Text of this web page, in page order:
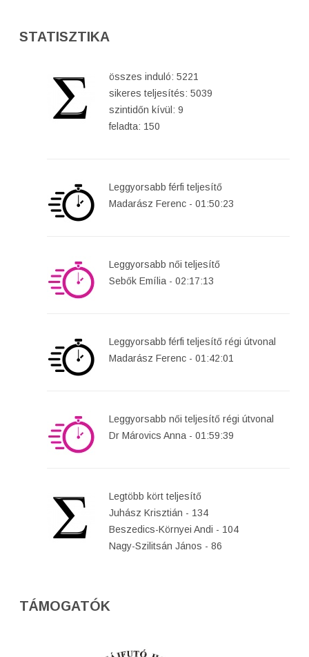
STATISZTIKA
összes induló: 5221
sikeres teljesítés: 5039
szintidőn kívül: 9
feladta: 150
Leggyorsabb férfi teljesítő
Madarász Ferenc - 01:50:23
Leggyorsabb női teljesítő
Sebők Emília - 02:17:13
Leggyorsabb férfi teljesítő régi útvonal
Madarász Ferenc - 01:42:01
Leggyorsabb női teljesítő régi útvonal
Dr Márovics Anna - 01:59:39
Legtöbb kört teljesítő
Juhász Krisztián - 134
Beszedics-Környei Andi - 104
Nagy-Szilitsán János - 86
TÁMOGATÓK